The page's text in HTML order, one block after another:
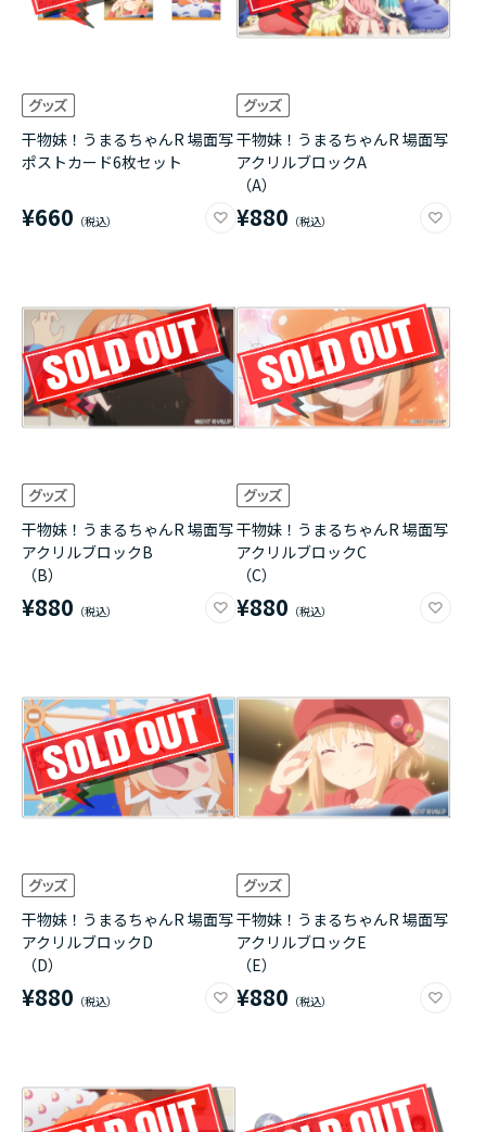
干物妹！うまるちゃんR 場面写
ポストカード6枚セット
¥660
干物妹！うまるちゃんR 場面写
アクリルブロックA
（A）
¥880
干物妹！うまるちゃんR 場面写
アクリルブロックB
（B）
¥880
干物妹！うまるちゃんR 場面写
アクリルブロックC
（C）
¥880
干物妹！うまるちゃんR 場面写
アクリルブロックD
（D）
¥880
干物妹！うまるちゃんR 場面写
アクリルブロックE
（E）
¥880